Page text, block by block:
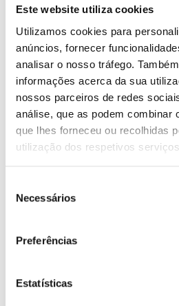
Este website utiliza cookies
Utilizamos cookies para
anúncios, fornecer
analisar o nosso tráfego.
informações acerca da sua
nossos parceiros de redes
análise, que as podem combinar
que lhes forneceu ou recolhidas
utilização dos respetivos
Necessários
Preferências
Estatísticas
9 g
ADICIONAR